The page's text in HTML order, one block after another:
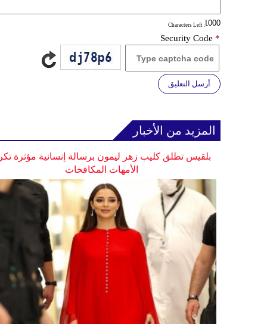
: Characters Left
Security Code *
أرسل التعليق
المزيد من الأخبار
بلقيس تطلق كليب زهر ليمون برسالة إنسانية مؤثرة
الأمهات المكافحات